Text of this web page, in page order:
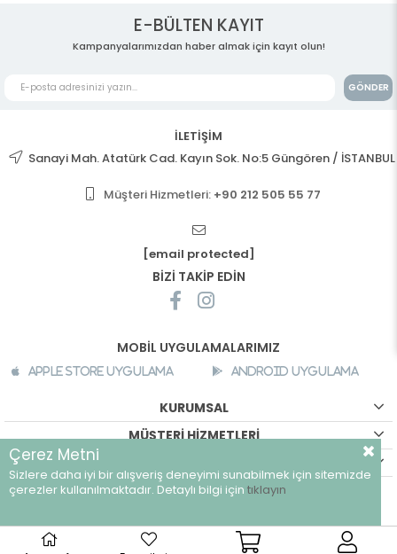
E-BÜLTEN KAYIT
Kampanyalarımızdan haber almak için kayıt olun!
GÖNDER
İLETİŞİM
Sanayi Mah. Atatürk Cad. Kayın Sok. No:5 Güngören / İSTANBUL
Müşteri Hizmetleri: +90 212 505 55 77
[email protected]
BİZİ TAKİP EDİN
MOBİL UYGULAMALARIMIZ
Apple Store Uygulama Android Uygulama
KURUMSAL
MÜŞTERİ HİZMETLERİ
©breeze.com.tr - Tüm hakları saklıdır.
Çerez Metni
Sizlere daha iyi bir alışveriş deneyimi sunabilmek için sitemizde
çerezler kullanılmaktadır. Detaylı bilgi için tıklayın